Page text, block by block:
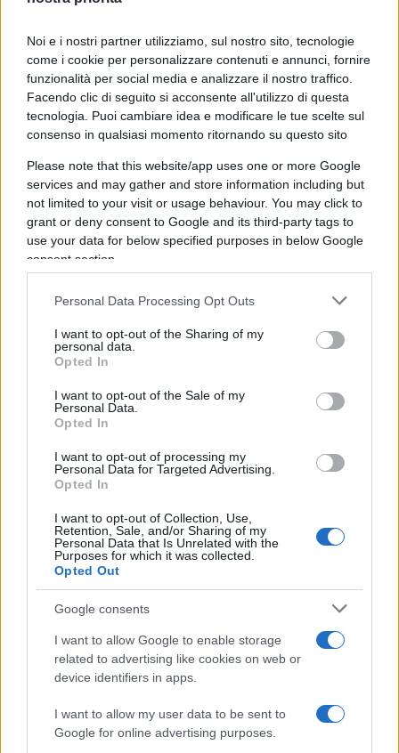
Noi e i nostri partner utilizziamo, sul nostro sito, tecnologie
come i cookie per personalizzare contenuti e annunci, fornire
funzionalità per social media e analizzare il nostro traffico.
Facendo clic di seguito si acconsente all'utilizzo di questa
tecnologia. Puoi cambiare idea e modificare le tue scelte sul
consenso in qualsiasi momento ritornando su questo sito
Please note that this website/app uses one or more Google
services and may gather and store information including but
not limited to your visit or usage behaviour. You may click to
grant or deny consent to Google and its third-party tags to
use your data for below specified purposes in below Google
consent section.
Personal Data Processing Opt Outs
I want to opt-out of the Sharing of my
personal data.
Opted In
I want to opt-out of the Sale of my
Personal Data.
Opted In
I want to opt-out of processing my
Personal Data for Targeted Advertising.
Opted In
I want to opt-out of Collection, Use,
Retention, Sale, and/or Sharing of my
Personal Data that Is Unrelated with the
Purposes for which it was collected.
Opted Out
Google consents
I want to allow Google to enable storage
related to advertising like cookies on web or
device identifiers in apps.
I want to allow my user data to be sent to
Google for online advertising purposes.
mossa per tutelare gli utenti del suo social, pare
una dimostrazione politica totalmente
illiberaleatta a censurare e sopprimere qualsiasi
organismo d’informazione che sfugge al controllo
statale.
Perché anche su Whatsapp, Instagram e Facebook
sono all’ordine del giorno truffe economiche, bot,
complotti e traffici poco ortodossi, ma Zuckerberg
ha dimostrato grande malleabilità con le autorità
compromessi per garantire l’anonimato degli
utenti. Né con la Russia, né con l’Ue. E questo
l’ha chiaramente reso un nemico. Questo ha
portato i nostri burocrati, già durissimi con Musk
e con chiunque professi libertà a 360º, ad
arrestarlo.
Mai come oggi, la libertà in Europa sembra
fragile e manipolabileda chi si erge a tutelatore
dei cittadini, ma lo fa oltrepassando qualsiasi
perimetro di libertà. E proprio adesso è
fondamentale non tacere, non arrendersi. Proprio
adesso, i gentili lettori perdoneranno il facile
gioco di parole, bisogna “Tenere Durov”!
Alessandro Bonelli, 26 agosto 2024